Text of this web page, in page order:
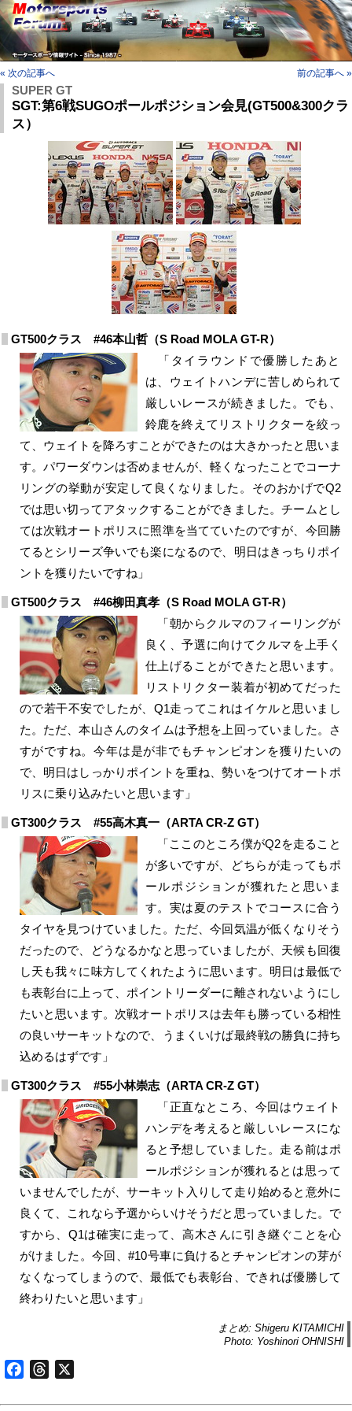
« 次の記事へ 前の記事へ »
SUPER GT
SGT:第6戦SUGOポールポジション会見(GT500&300クラ
ス）
GT500クラス #46本山哲（S Road MOLA GT-R）
「タイラウンドで優勝したあと
は、ウェイトハンデに苦しめられて
厳しいレースが続きました。でも、
鈴鹿を終えてリストリクターを絞っ
て、ウェイトを降ろすことができたのは大きかったと思いま
す。パワーダウンは否めませんが、軽くなったことでコーナ
リングの挙動が安定して良くなりました。そのおかげでQ2
では思い切ってアタックすることができました。チームとし
ては次戦オートポリスに照準を当てていたのですが、今回勝
てるとシリーズ争いでも楽になるので、明日はきっちりポイ
ントを獲りたいですね」
GT500クラス #46柳田真孝（S Road MOLA GT-R）
「朝からクルマのフィーリングが
良く、予選に向けてクルマを上手く
仕上げることができたと思います。
リストリクター装着が初めてだった
ので若干不安でしたが、Q1走ってこれはイケルと思いまし
た。ただ、本山さんのタイムは予想を上回っていました。さ
すがですね。今年は是が非でもチャンピオンを獲りたいの
で、明日はしっかりポイントを重ね、勢いをつけてオートポ
リスに乗り込みたいと思います」
GT300クラス #55高木真一（ARTA CR-Z GT）
「ここのところ僕がQ2を走ること
が多いですが、どちらが走ってもポ
ールポジションが獲れたと思いま
す。実は夏のテストでコースに合う
タイヤを見つけていました。ただ、今回気温が低くなりそう
だったので、どうなるかなと思っていましたが、天候も回復
し天も我々に味方してくれたように思います。明日は最低で
も表彰台に上って、ポイントリーダーに離されないようにし
たいと思います。次戦オートポリスは去年も勝っている相性
の良いサーキットなので、うまくいけば最終戦の勝負に持ち
込めるはずです」
GT300クラス #55小林崇志（ARTA CR-Z GT）
「正直なところ、今回はウェイト
ハンデを考えると厳しいレースにな
ると予想していました。走る前はポ
ールポジションが獲れるとは思って
いませんでしたが、サーキット入りして走り始めると意外に
良くて、これなら予選からいけそうだと思っていました。で
すから、Q1は確実に走って、高木さんに引き継ぐことを心
がけました。今回、#10号車に負けるとチャンピオンの芽が
なくなってしまうので、最低でも表彰台、できれば優勝して
終わりたいと思います」
まとめ: Shigeru KITAMICHI
Photo: Yoshinori OHNISHI
FacebookThreads